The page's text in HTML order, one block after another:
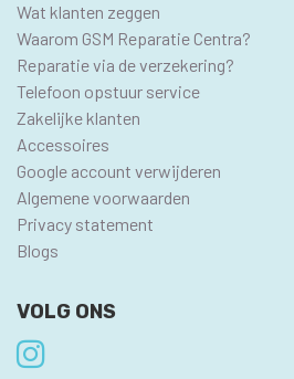
Wat klanten zeggen
Waarom GSM Reparatie Centra?
Reparatie via de verzekering?
Telefoon opstuur service
Zakelijke klanten
Accessoires
Google account verwijderen
Algemene voorwaarden
Privacy statement
Blogs
VOLG ONS